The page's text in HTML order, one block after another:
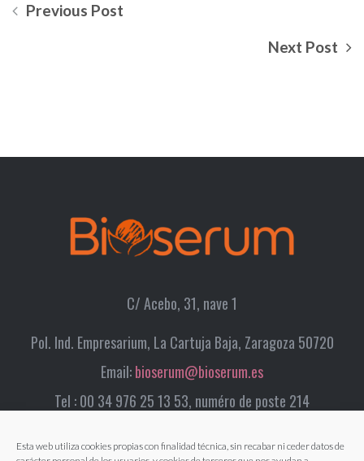
Esta web utiliza cookies propias con finalidad técnica, sin recabar ni ceder datos de
Previous Post
Next Post
C/ Acebo, 31, nave 1
Pol. Ind. Empresarium, La Cartuja Baja, Zaragoza 50720
Email:bioserum@bioserum.es
Tel : 00 34 976 25 13 53, numéro de poste 214